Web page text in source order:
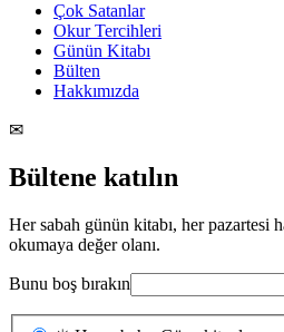
Çok Satanlar
Okur Tercihleri
Günün Kitabı
Bülten
Hakkımızda
✉
Bültene katılın
Her sabah günün kitabı, her pazartesi
okumaya değer olanı.
Bunu boş bırakın